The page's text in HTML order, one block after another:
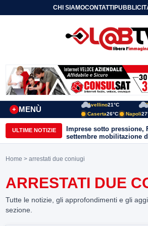
CHI SIAMOCONTATTI
MENÙ
+
Avellino21°C
Caserta26°C Napoli
ULTIME NOTIZIE
Imprese sotto pressione,
settembre mobilitazione
e Avellino”
Home > arrestati due coniugi
ARRESTATI DUE
Tutte le notizie, gli approfondimenti e gli
sezione.